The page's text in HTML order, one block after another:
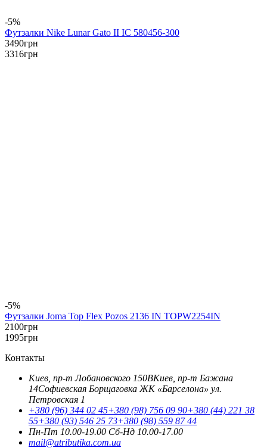
-5%
Футзалки Nike Lunar Gato II IC 580456-300
3490грн
3316грн
-5%
Футзалки Joma Top Flex Pozos 2136 IN TOPW2254IN
2100грн
1995грн
Контакты
Киев, пр-т Лобановского 150ВКиев, пр-т Бажана
14Софиевская Борщаговка ЖК «Барселона» ул.
Петровская 1
+380 (96) 344 02 45+380 (98) 756 09 90+380 (44) 221 38
55+380 (93) 546 25 73+380 (98) 559 87 44
Пн-Пт 10.00-19.00 Cб-Нд 10.00-17.00
mail@atributika.com.ua